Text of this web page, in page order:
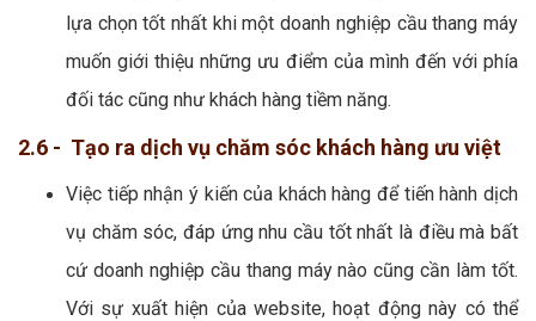
lựa chọn tốt nhất khi một doanh nghiệp cầu thang máy
muốn giới thiệu những ưu điểm của mình đến với phía
đối tác cũng như khách hàng tiềm năng.
2.6 - Tạo ra dịch vụ chăm sóc khách hàng ưu việt
Việc tiếp nhận ý kiến của khách hàng để tiến hành dịch
vụ chăm sóc, đáp ứng nhu cầu tốt nhất là điều mà bất
cứ doanh nghiệp cầu thang máy nào cũng cần làm tốt.
Với sự xuất hiện của website, hoạt động này có thể